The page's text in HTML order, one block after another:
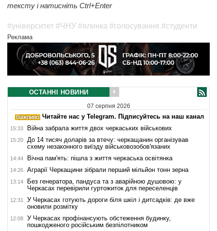
тексту і натисніть Ctrl+Enter
#університет #ЧНУ #ялинка #голосування #студенти
Реклама
ОСТАННІ НОВИНИ
07 серпня 2026
Читайте нас у Telegram. Підписуйтесь на наш канал
15:33 Війна забрала життя двох черкаських військових
15:20
До 14 тисяч доларів за втечу: черкащанин організував
схему незаконного виїзду військовозобов'язаних
14:44 Вічна пам'ять: пішла з життя черкаська освітянка
14:26 Аграрії Черкащини зібрали перший мільйон тонн зерна
13:14
Без генератора, пандуса та з аварійною душовою: у
Черкасах перевірили гуртожиток для переселенців
12:31
У Черкасах готують дороги біля шкіл і дитсадків: де вже
оновили розмітку
12:08
У Черкасах профінансують обстеження будинку,
пошкодженого російським безпілотником